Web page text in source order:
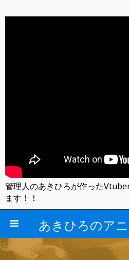
あきひろのア
管理人のあきひろが作った
ます！！